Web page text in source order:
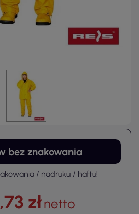
bez znakowania
/ nadruku / haftu!
złnetto